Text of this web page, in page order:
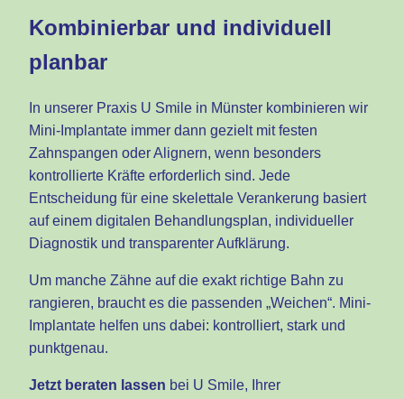
Kombinierbar und individuell
planbar
In unserer Praxis U Smile in Münster kombinieren wir
Mini-Implantate immer dann gezielt mit festen
Zahnspangen oder Alignern, wenn besonders
kontrollierte Kräfte erforderlich sind. Jede
Entscheidung für eine skelettale Verankerung basiert
auf einem digitalen Behandlungsplan, individueller
Diagnostik und transparenter Aufklärung.
Um manche Zähne auf die exakt richtige Bahn zu
rangieren, braucht es die passenden „Weichen“. Mini-
Implantate helfen uns dabei: kontrolliert, stark und
punktgenau.
Jetzt beraten lassen bei U Smile, Ihrer